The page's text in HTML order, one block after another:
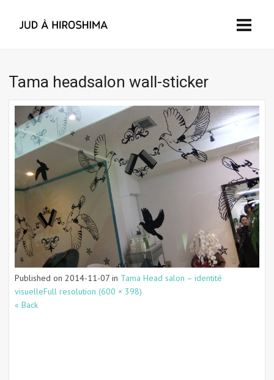
Tama headsalon wall-sticker
Published on 2014-11-07 in Tama Head salon – identité
visuelleFull resolution (600 × 398)
« Back